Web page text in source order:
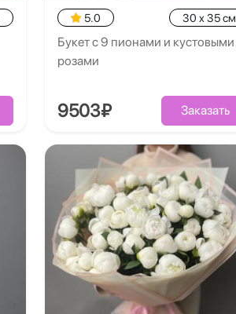
5.0 30 x 35 см
Букет с 9 пионами и кустовыми
розами
9503₽ Заказать